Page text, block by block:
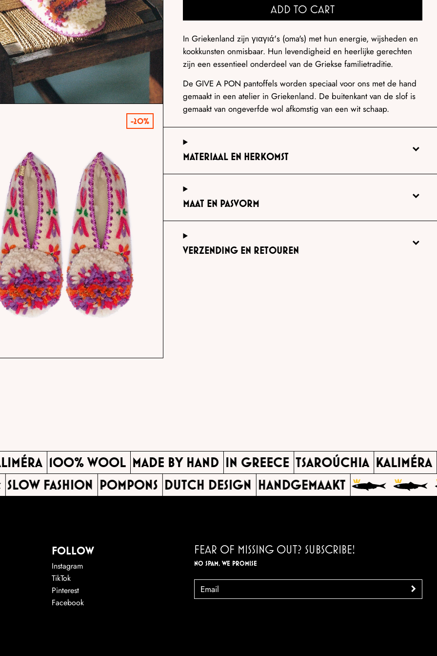
-20%
ADD TO CART
In Griekenland zijnγιαγιά's (oma's) met hun energie, wijsheden en
kookkunsten onmisbaar. Hun levendigheid en heerlijke gerechten
zijn een essentieel onderdeel van de Griekse familietraditie.
De GIVE A PON pantoffels worden speciaal voor ons met de hand
gemaakt in een atelier in Griekenland. De buitenkant van de slof is
gemaakt van ongeverfde wol afkomstig van een wit schaap.
MATERIAAL EN HERKOMST
MAAT EN PASVORM
VERZENDING EN RETOUREN
100% WOOL MADE BY HAND IN GREECE TSAROÚCHIA
FASHION POMPONS DUTCH DESIGN HANDGEMAAKT
FOLLOW
Instagram
TikTok
Pinterest
Facebook
FEAR OF MISSING OUT? SUBSCRIBE!
NO SPAM, WE PROMISE
EMAIL >